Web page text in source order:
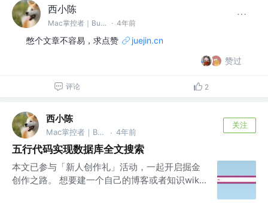
西小陈
Mac掌控者｜Bug缔造和毁灭者 @中通科技 · 4年前
憋个文章不容易，求点赞
juejin.cn
赞过
评论 2
西小陈
Mac掌控者｜Bug缔造和毁灭者 @中通科技 · 4年前
关注
五行代码实现数据库全文搜索
本文已参与「新人创作礼」活动，一起开启掘金
创作之路。 想要建一个自己的博客或者知识wik...